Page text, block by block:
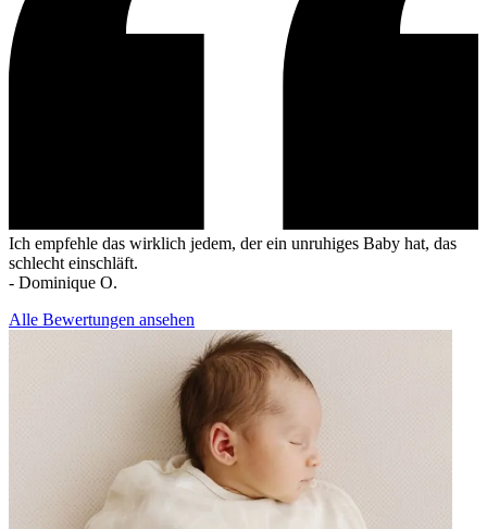
Ich empfehle das wirklich jedem, der ein unruhiges Baby hat, das
schlecht einschläft.
- Dominique O.
Alle Bewertungen ansehen